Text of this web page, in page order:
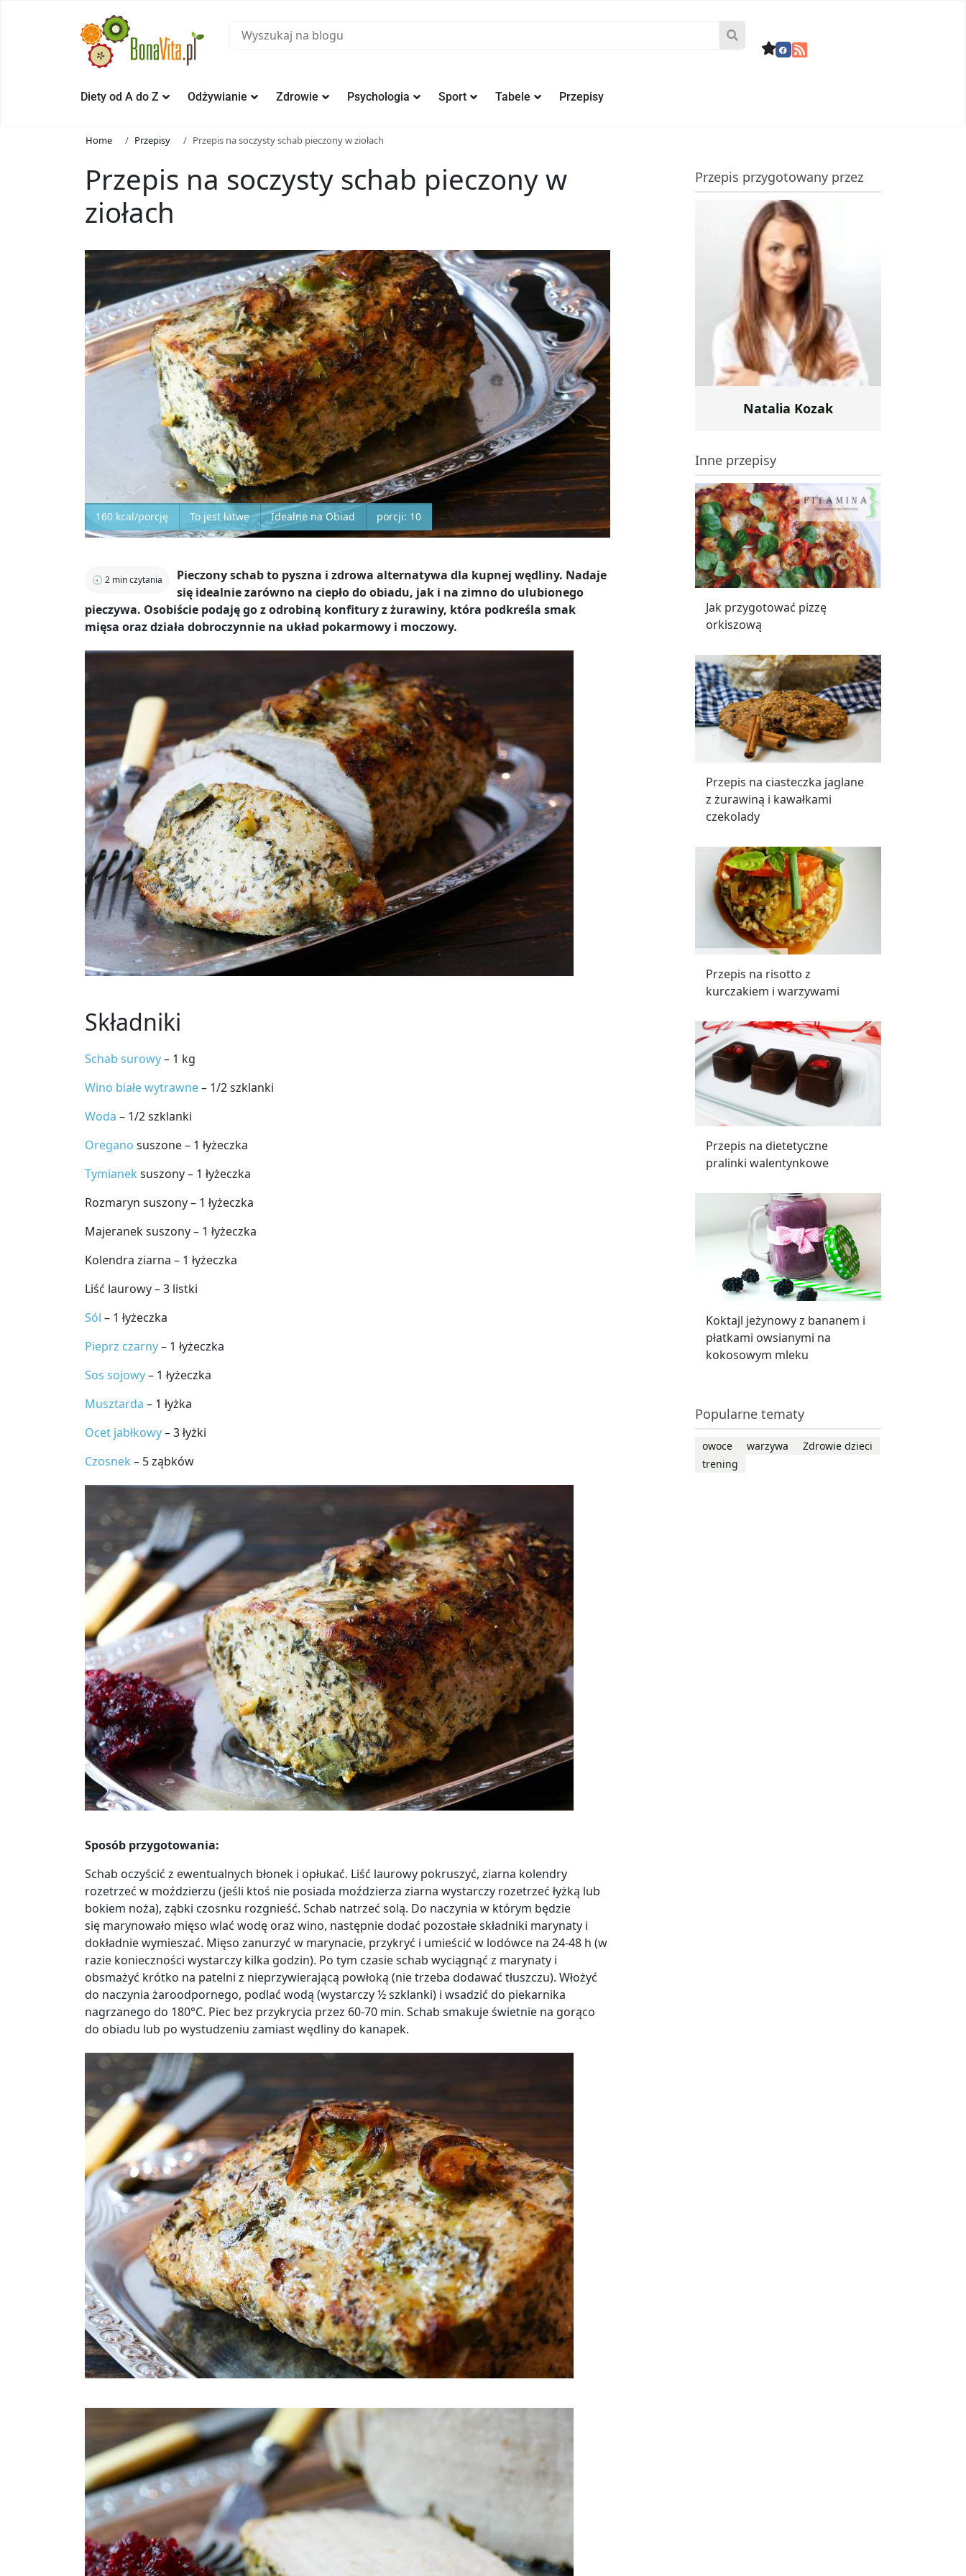
Diety od A do Z Odżywianie Zdrowie Psychologia Sport Tabele Przepisy
Home Przepisy Przepis na soczysty schab pieczony w ziołach
Przepis na soczysty schab pieczony w
ziołach
160 kcal/porcję To jest łatwe Idealne na Obiad porcji: 10
🕣 2 min czytania
Pieczony schab to pyszna i zdrowa alternatywa dla kupnej wędliny. Nadaje
się idealnie zarówno na ciepło do obiadu, jak i na zimno do ulubionego
pieczywa. Osobiście podaję go z odrobiną konfitury z żurawiny, która podkreśla smak
mięsa oraz działa dobroczynnie na układ pokarmowy i moczowy.
Składniki
Schab surowy– 1 kg
Wino białe wytrawne– 1/2 szklanki
Woda – 1/2 szklanki
Oregano suszone – 1 łyżeczka
Tymianek suszony – 1 łyżeczka
Rozmaryn suszony – 1 łyżeczka
Majeranek suszony – 1 łyżeczka
Kolendra ziarna – 1 łyżeczka
Liść laurowy – 3 listki
Sól – 1 łyżeczka
Pieprz czarny– 1 łyżeczka
Sos sojowy– 1 łyżeczka
Musztarda – 1 łyżka
Ocet jabłkowy– 3 łyżki
Czosnek – 5 ząbków
Sposób przygotowania:
Schab oczyścić z ewentualnych błonek i opłukać. Liść laurowy pokruszyć, ziarna kolendry
rozetrzeć w moździerzu (jeśli ktoś nie posiada moździerza ziarna wystarczy rozetrzeć łyżką lub
bokiem noża), ząbki czosnku rozgnieść. Schab natrzeć solą. Do naczynia w którym będzie
się marynowało mięso wlać wodę oraz wino, następnie dodać pozostałe składniki marynaty i
dokładnie wymieszać. Mięso zanurzyć w marynacie, przykryć i umieścić w lodówce na 24-48 h (w
razie konieczności wystarczy kilka godzin). Po tym czasie schab wyciągnąć z marynaty i
obsmażyć krótko na patelni z nieprzywierającą powłoką (nie trzeba dodawać tłuszczu). Włożyć
do naczynia żaroodpornego, podlać wodą (wystarczy ½ szklanki) i wsadzić do piekarnika
nagrzanego do 180°C. Piec bez przykrycia przez 60-70 min. Schab smakuje świetnie na gorąco
do obiadu lub po wystudzeniu zamiast wędliny do kanapek.
Przepis przygotowany przez
Natalia Kozak
Inne przepisy
Jak przygotować pizzę
orkiszową
Przepis na ciasteczka jaglane
z żurawiną i kawałkami
czekolady
Przepis na risotto z
kurczakiem i warzywami
Przepis na dietetyczne
pralinki walentynkowe
Koktajl jeżynowy z bananem i
płatkami owsianymi na
kokosowym mleku
Popularne tematy
owoce warzywa
Zdrowie dzieci
trening